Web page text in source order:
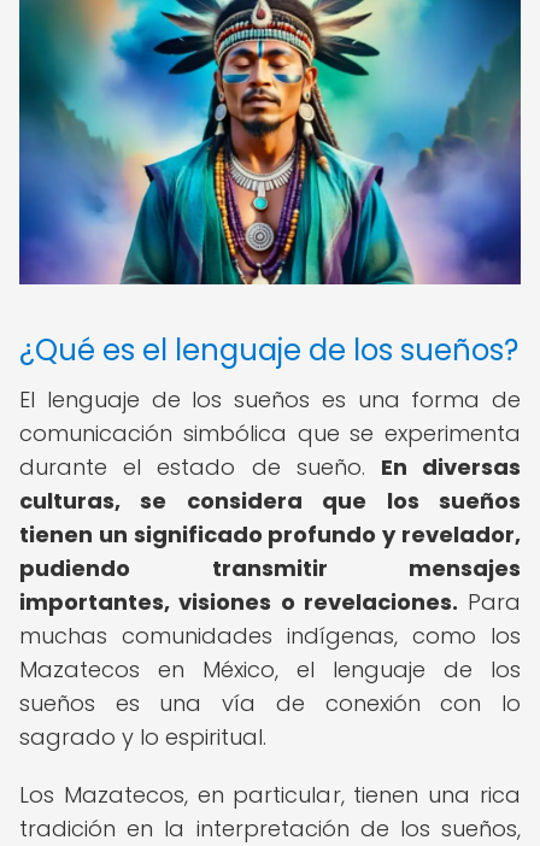
¿Qué es el lenguaje de los sueños?
El lenguaje de los sueños es una forma de
comunicación simbólica que se experimenta
durante el estado de sueño. En diversas
culturas, se considera que los sueños
tienen un significado profundo y revelador,
pudiendo transmitir mensajes
importantes, visiones o revelaciones. Para
muchas comunidades indígenas, como los
Mazatecos en México, el lenguaje de los
sueños es una vía de conexión con lo
sagrado y lo espiritual.
Los Mazatecos, en particular, tienen una rica
tradición en la interpretación de los sueños,